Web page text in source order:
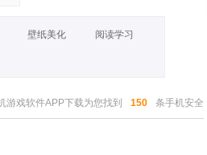
壁纸美化 阅读学习
游戏软件APP下载为您找到 150 条手机安全